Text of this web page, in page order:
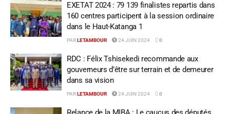
EXETAT 2024 : 79 139 finalistes repartis dans
160 centres participent à la session ordinaire
dans le Haut-Katanga 1
PAR LETAMBOUR 24 JUIN 2024 0
RDC : Félix Tshisekedi recommande aux
gouverneurs d’être sur terrain et de demeurer
dans sa vision
PAR LETAMBOUR 24 JUIN 2024 0